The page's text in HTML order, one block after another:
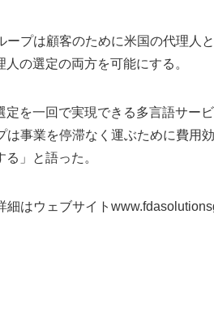
プは顧客のために米国の代理人
の選定の両方を可能にする。
を一回で実現できる多言語サー
事業を停滞なく運ぶために費用
」と語った。
はウェブサイト